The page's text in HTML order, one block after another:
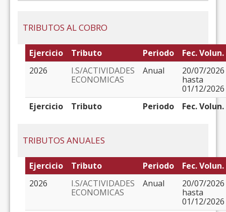
TRIBUTOS AL COBRO
Ejercicio Tributo Periodo
Fec. Volun.
2026
I.S/ACTIVIDADES
ECONOMICAS
Anual
20/07/2026
hasta
01/12/2026
Ejercicio
Tributo Periodo Fec. Volun.
TRIBUTOS ANUALES
Ejercicio Tributo Periodo
Fec. Volun.
2026
I.S/ACTIVIDADES
ECONOMICAS
Anual
20/07/2026
hasta
01/12/2026